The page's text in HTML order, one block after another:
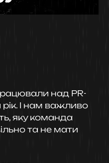
над PR-
І нам важливо
яку команда
та не мати